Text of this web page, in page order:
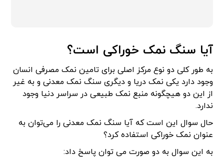
آیا سنگ نمک خوراکی است؟
به طور کلی دو نوع مرکز اصلی برای تامین نمک مصرفی انسان
وجود دارد یکی نمک دریا و دیگری سنگ نمک معدنی و به غیر
از این دو هیچگونه منبع نمک طبیعی در سراسر دنیا وجود
ندارد.
حال سوال این است که آیا سنگ نمک معدنی را می‌توان به
عنوان نمک خوراکی استفاده کرد؟
به این سوال به دو صورت می توان پاسخ داد: